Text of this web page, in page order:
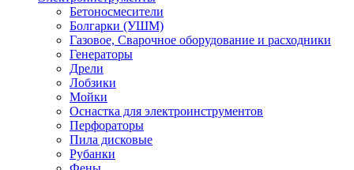
Бетоносмесители
Болгарки (УШМ)
Газовое, Сварочное оборудование и расходники
Генераторы
Дрели
Лобзики
Мойки
Оснастка для электроинструментов
Перфораторы
Пила дисковые
Рубанки